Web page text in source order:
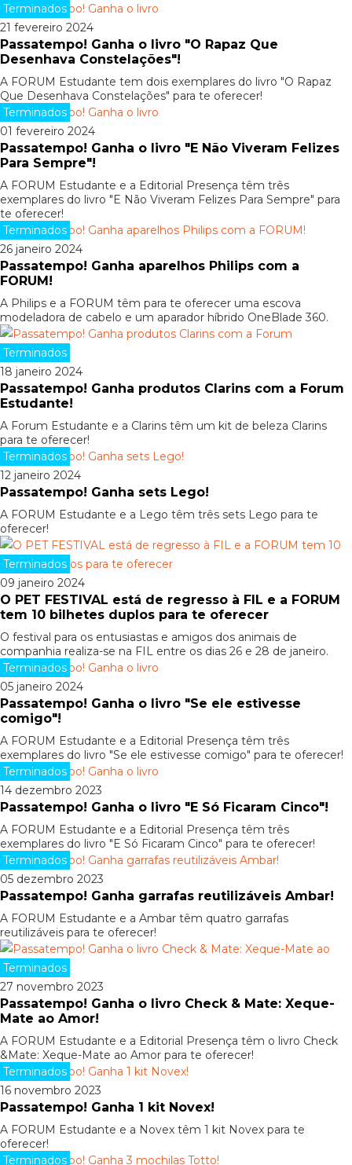
Terminados
21 fevereiro 2024
Passatempo! Ganha o livro "O Rapaz Que
Desenhava Constelações"!
A FORUM Estudante tem dois exemplares do livro "O Rapaz
Que Desenhava Constelações" para te oferecer!
Terminados
01 fevereiro 2024
Passatempo! Ganha o livro "E Não Viveram Felizes
Para Sempre"!
A FORUM Estudante e a Editorial Presença têm três
exemplares do livro "E Não Viveram Felizes Para Sempre" para
te oferecer!
Terminados
26 janeiro 2024
Passatempo! Ganha aparelhos Philips com a
FORUM!
A Philips e a FORUM têm para te oferecer uma escova
modeladora de cabelo e um aparador híbrido OneBlade 360.
Terminados
18 janeiro 2024
Passatempo! Ganha produtos Clarins com a Forum
Estudante!
A Forum Estudante e a Clarins têm um kit de beleza Clarins
para te oferecer!
Terminados
12 janeiro 2024
Passatempo! Ganha sets Lego!
A FORUM Estudante e a Lego têm três sets Lego para te
oferecer!
Terminados
09 janeiro 2024
O PET FESTIVAL está de regresso à FIL e a FORUM
tem 10 bilhetes duplos para te oferecer
O festival para os entusiastas e amigos dos animais de
companhia realiza-se na FIL entre os dias 26 e 28 de janeiro.
Terminados
05 janeiro 2024
Passatempo! Ganha o livro "Se ele estivesse
comigo"!
A FORUM Estudante e a Editorial Presença têm três
exemplares do livro "Se ele estivesse comigo" para te oferecer!
Terminados
14 dezembro 2023
Passatempo! Ganha o livro "E Só Ficaram Cinco"!
A FORUM Estudante e a Editorial Presença têm três
exemplares do livro "E Só Ficaram Cinco" para te oferecer!
Terminados
05 dezembro 2023
Passatempo! Ganha garrafas reutilizáveis Ambar!
A FORUM Estudante e a Ambar têm quatro garrafas
reutilizáveis para te oferecer!
Terminados
27 novembro 2023
Passatempo! Ganha o livro Check & Mate: Xeque-
Mate ao Amor!
A FORUM Estudante e a Editorial Presença têm o livro Check
&Mate: Xeque-Mate ao Amor para te oferecer!
Terminados
16 novembro 2023
Passatempo! Ganha 1 kit Novex!
A FORUM Estudante e a Novex têm 1 kit Novex para te
oferecer!
Terminados